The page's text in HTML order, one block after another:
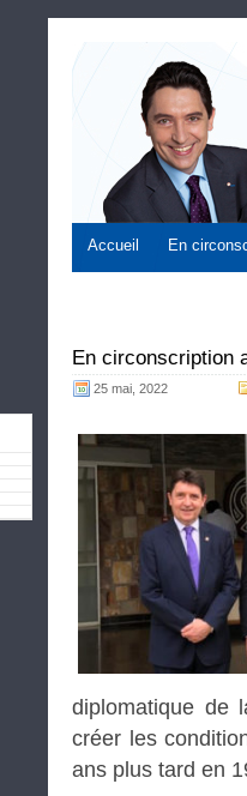
Accueil En
En circonscription
25 mai, 2022
diplomatique de
créer les
ans plus tard en